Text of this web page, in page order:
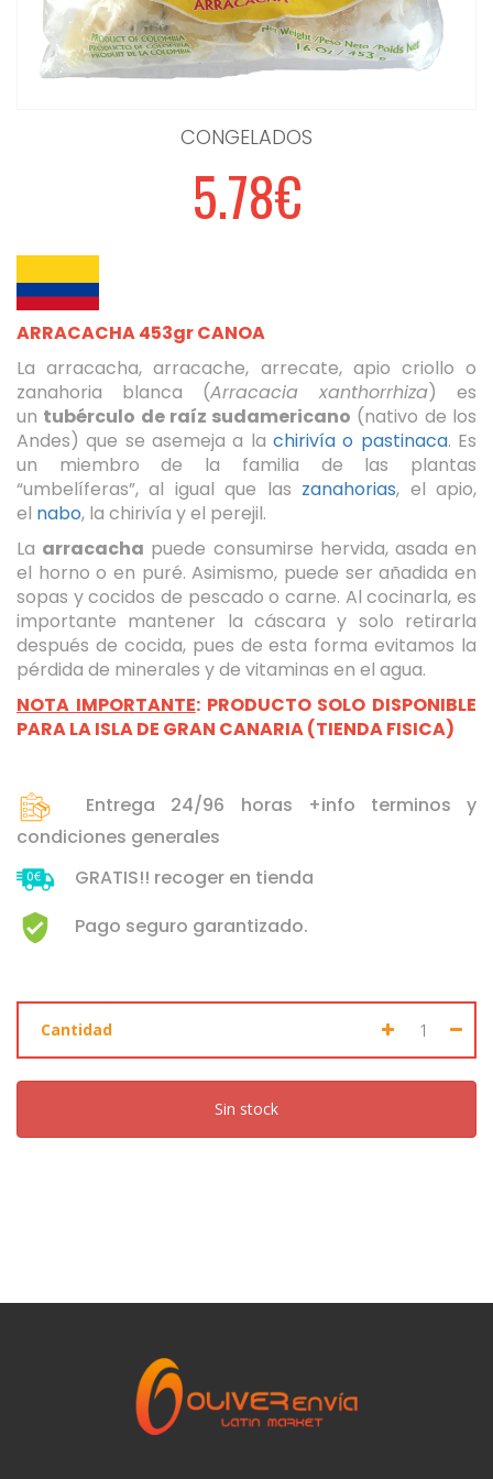
Seleccione dónde buscar
CONGELADOS
5.78€
ARRACACHA 453gr CANOA
La arracacha, arracache, arrecate, apio criollo o
zanahoria blanca (Arracacia xanthorrhiza) es
un tubérculo de raíz sudamericano (nativo de los
Andes) que se asemeja a la chirivía o pastinaca. Es
un miembro de la familia de las plantas
“umbelíferas”, al igual que las zanahorias, el apio,
el nabo, la chirivía y el perejil.
La arracacha puede consumirse hervida, asada en
el horno o en puré. Asimismo, puede ser añadida en
sopas y cocidos de pescado o carne. Al cocinarla, es
importante mantener la cáscara y solo retirarla
después de cocida, pues de esta forma evitamos la
pérdida de minerales y de vitaminas en el agua.
NOTA IMPORTANTE: PRODUCTO SOLO DISPONIBLE
PARA LA ISLA DE GRAN CANARIA (TIENDA FISICA)
Entrega 24/96 horas +info terminos y
condiciones generales
GRATIS!! recoger en tienda
Pago seguro garantizado.
Cantidad
Sin stock